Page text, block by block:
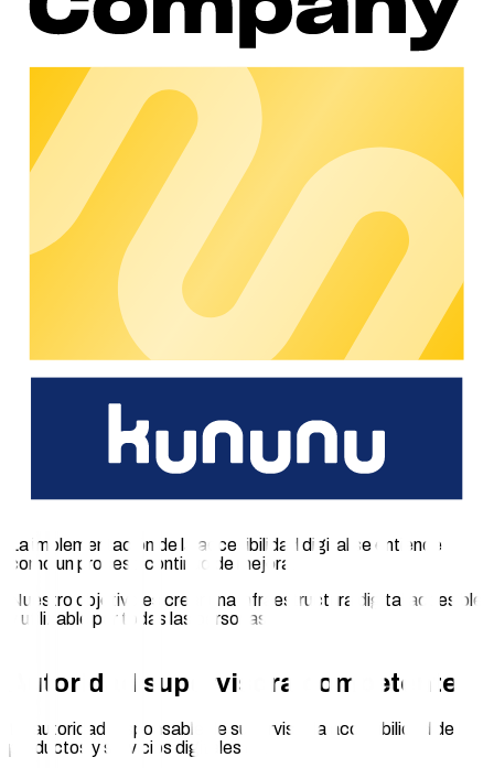
Esta declaración se elaboró en julio de 2025, basándose en
evaluaciones internas y revisiones externas complementarias.
Comentarios y contacto
Si detecta barreras o problemas de acceso en las ofertas
digitales de chargecloud, o si tiene sugerencias de mejora,
puede comunicarse con nosotros en la siguiente dirección:
datenschutz@chargecloud.de
Los comentarios recibidos serán revisados y tenidos en
cuenta como parte de nuestro proceso continuo de mejora.
Más información
Información detallada y explicaciones técnicas sobre la
accesibilidad están disponibles en el Centro de Ayuda de
https://support.chargecloud.de/hc/de/articles/
Nota final
La implementación de la accesibilidad digital se entiende
como un proceso continuo de mejora.
Nuestro objetivo es crear una infraestructura digital accesible
y utilizable por todas las personas.
Autoridad supervisora competente
La autoridad responsable de supervisar la accesibilidad de los
productos y servicios digitales es: